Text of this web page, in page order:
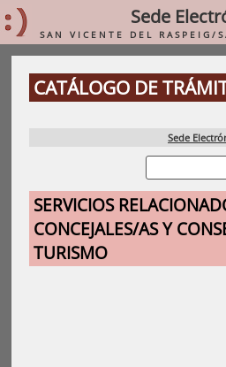
Sede
CATÁLOGO DE
Sede
SERVICIOS
CONCEJALES/AS Y
TURISMO